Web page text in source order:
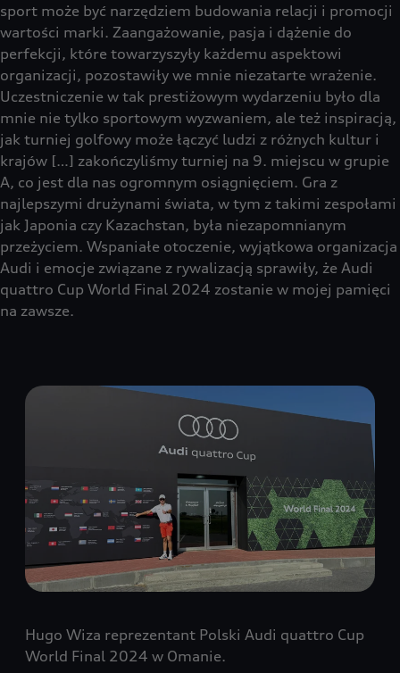
sport może być narzędziem budowania relacji i promocji
wartości marki. Zaangażowanie, pasja i dążenie do
perfekcji, które towarzyszyły każdemu aspektowi
organizacji, pozostawiły we mnie niezatarte wrażenie.
Uczestniczenie w tak prestiżowym wydarzeniu było dla
mnie nie tylko sportowym wyzwaniem, ale też inspiracją,
jak turniej golfowy może łączyć ludzi z różnych kultur i
krajów […] zakończyliśmy turniej na 9. miejscu w grupie
A, co jest dla nas ogromnym osiągnięciem. Gra z
najlepszymi drużynami świata, w tym z takimi zespołami
jak Japonia czy Kazachstan, była niezapomnianym
przeżyciem. Wspaniałe otoczenie, wyjątkowa organizacja
Audi i emocje związane z rywalizacją sprawiły, że Audi
quattro Cup World Final 2024 zostanie w mojej pamięci
na zawsze.
Hugo Wiza reprezentant Polski Audi quattro Cup
World Final 2024 w Omanie.